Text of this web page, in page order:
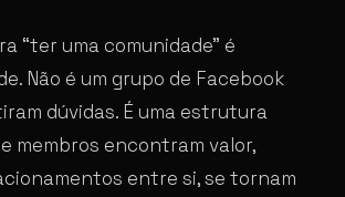
“ter uma comunidade” é
Não é um grupo de Facebook
dúvidas. É uma estrutura
membros encontram valor,
entre si, se tornam